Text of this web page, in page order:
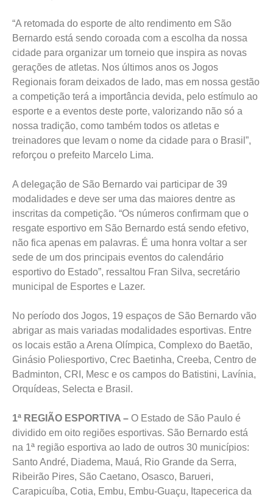
“A retomada do esporte de alto rendimento em São
Bernardo está sendo coroada com a escolha da nossa
cidade para organizar um torneio que inspira as novas
gerações de atletas. Nos últimos anos os Jogos
Regionais foram deixados de lado, mas em nossa gestão
a competição terá a importância devida, pelo estímulo ao
esporte e a eventos deste porte, valorizando não só a
nossa tradição, como também todos os atletas e
treinadores que levam o nome da cidade para o Brasil”,
reforçou o prefeito Marcelo Lima.
A delegação de São Bernardo vai participar de 39
modalidades e deve ser uma das maiores dentre as
inscritas da competição. “Os números confirmam que o
resgate esportivo em São Bernardo está sendo efetivo,
não fica apenas em palavras. É uma honra voltar a ser
sede de um dos principais eventos do calendário
esportivo do Estado”, ressaltou Fran Silva, secretário
municipal de Esportes e Lazer.
No período dos Jogos, 19 espaços de São Bernardo vão
abrigar as mais variadas modalidades esportivas. Entre
os locais estão a Arena Olímpica, Complexo do Baetão,
Ginásio Poliesportivo, Crec Baetinha, Creeba, Centro de
Badminton, CRI, Mesc e os campos do Batistini, Lavínia,
Orquídeas, Selecta e Brasil.
1ª REGIÃO ESPORTIVA – O Estado de São Paulo é
dividido em oito regiões esportivas. São Bernardo está
na 1ª região esportiva ao lado de outros 30 municípios:
Santo André, Diadema, Mauá, Rio Grande da Serra,
Ribeirão Pires, São Caetano, Osasco, Barueri,
Carapicuíba, Cotia, Embu, Embu-Guaçu, Itapecerica da